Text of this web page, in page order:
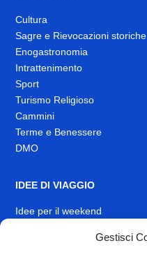
Gestisci
Cultura
Sagre e Rievocazioni storiche
Enogastronomia
Intrattenimento
Sport
Turismo Religioso
Cammini
Terme e Benessere
DMO
IDEE DI VIAGGIO
Idee per il weekend